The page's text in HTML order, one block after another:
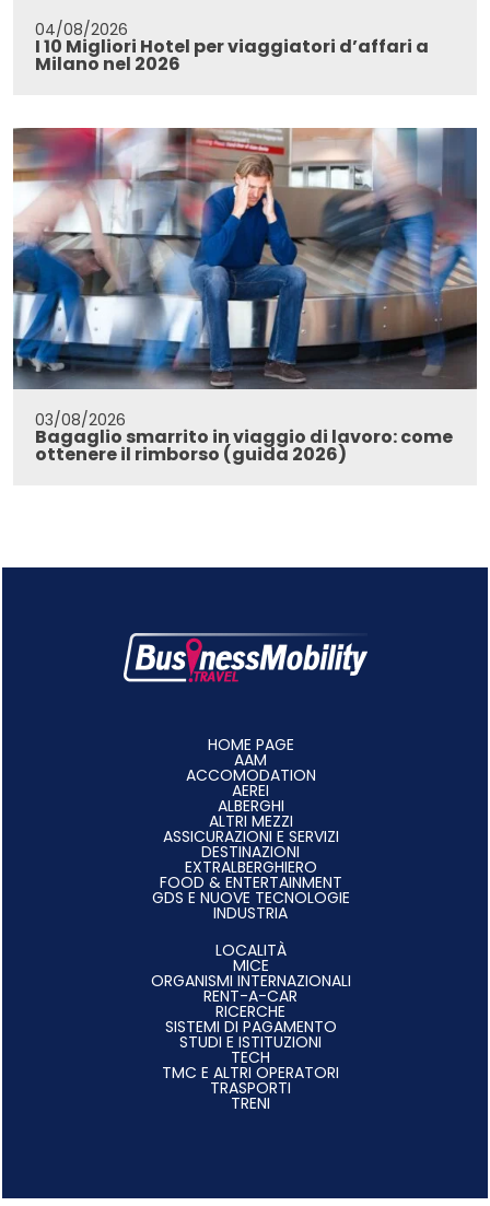
04/08/2026
I 10 Migliori Hotel per viaggiatori d’affari a
Milano nel 2026
03/08/2026
Bagaglio smarrito in viaggio di lavoro: come
ottenere il rimborso (guida 2026)
HOME PAGE
AAM
ACCOMODATION
AEREI
ALBERGHI
ALTRI MEZZI
ASSICURAZIONI E SERVIZI
DESTINAZIONI
EXTRALBERGHIERO
FOOD & ENTERTAINMENT
GDS E NUOVE TECNOLOGIE
INDUSTRIA
LOCALITÀ
MICE
ORGANISMI INTERNAZIONALI
RENT-A-CAR
RICERCHE
SISTEMI DI PAGAMENTO
STUDI E ISTITUZIONI
TECH
TMC E ALTRI OPERATORI
TRASPORTI
TRENI